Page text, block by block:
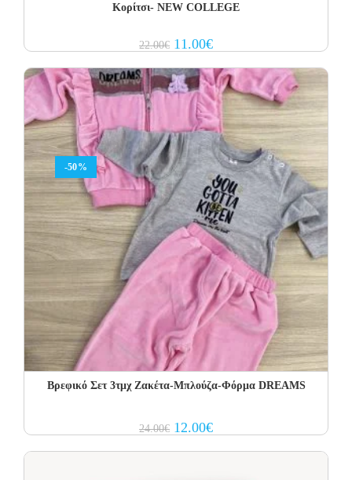
Κορίτσι- NEW COLLEGE
22.00€ Original
price
22.00€.
11.00€Current
price
11.00€.
-50%
Βρεφικό Σετ 3τμχ Ζακέτα-Μπλούζα-Φόρμα DREAMS
24.00€ Original
price
12.00€Current
price